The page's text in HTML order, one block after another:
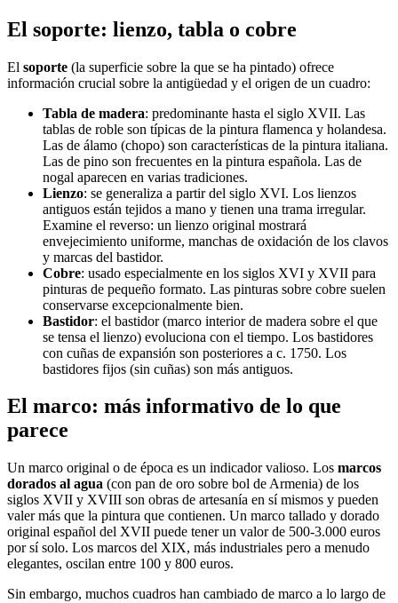
El soporte: lienzo, tabla o cobre
El soporte (la superficie sobre la que se ha pintado) ofrece
información crucial sobre la antigüedad y el origen de un cuadro:
Tabla de madera: predominante hasta el siglo XVII. Las
tablas de roble son típicas de la pintura flamenca y holandesa.
Las de álamo (chopo) son características de la pintura italiana.
Las de pino son frecuentes en la pintura española. Las de
nogal aparecen en varias tradiciones.
Lienzo: se generaliza a partir del siglo XVI. Los lienzos
antiguos están tejidos a mano y tienen una trama irregular.
Examine el reverso: un lienzo original mostrará
envejecimiento uniforme, manchas de oxidación de los clavos
y marcas del bastidor.
Cobre: usado especialmente en los siglos XVI y XVII para
pinturas de pequeño formato. Las pinturas sobre cobre suelen
conservarse excepcionalmente bien.
Bastidor: el bastidor (marco interior de madera sobre el que
se tensa el lienzo) evoluciona con el tiempo. Los bastidores
con cuñas de expansión son posteriores a c. 1750. Los
bastidores fijos (sin cuñas) son más antiguos.
El marco: más informativo de lo que
parece
Un marco original o de época es un indicador valioso. Los marcos
dorados al agua (con pan de oro sobre bol de Armenia) de los
siglos XVII y XVIII son obras de artesanía en sí mismos y pueden
valer más que la pintura que contienen. Un marco tallado y dorado
original español del XVII puede tener un valor de 500-3.000 euros
por sí solo. Los marcos del XIX, más industriales pero a menudo
elegantes, oscilan entre 100 y 800 euros.
Sin embargo, muchos cuadros han cambiado de marco a lo largo de